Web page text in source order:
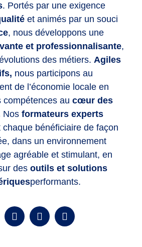
. Portés par une exigence
et animés par un souci
, nous développons une
et professionnalisante,
des métiers. Agiles
nous participons au
de l’économie locale en
compétences au cœur des
Nos formateurs experts
bénéficiaire de façon
dans un environnement
agréable et stimulant, en
des outils et solutions
performants.